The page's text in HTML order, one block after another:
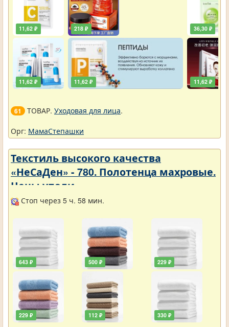
11,62 ₽
11,62 ₽
218 ₽
11,62 ₽
36,30 ₽
11,62 ₽
61 ТОВАР. Уходовая для лица.
Орг: МамаСтепашки
Текстиль высокого качества
«НеСаДен» - 780. Полотенца махровые.
Цены упали
Стоп через 5 ч. 58 мин.
643 ₽
229 ₽
500 ₽
112 ₽
229 ₽
330 ₽